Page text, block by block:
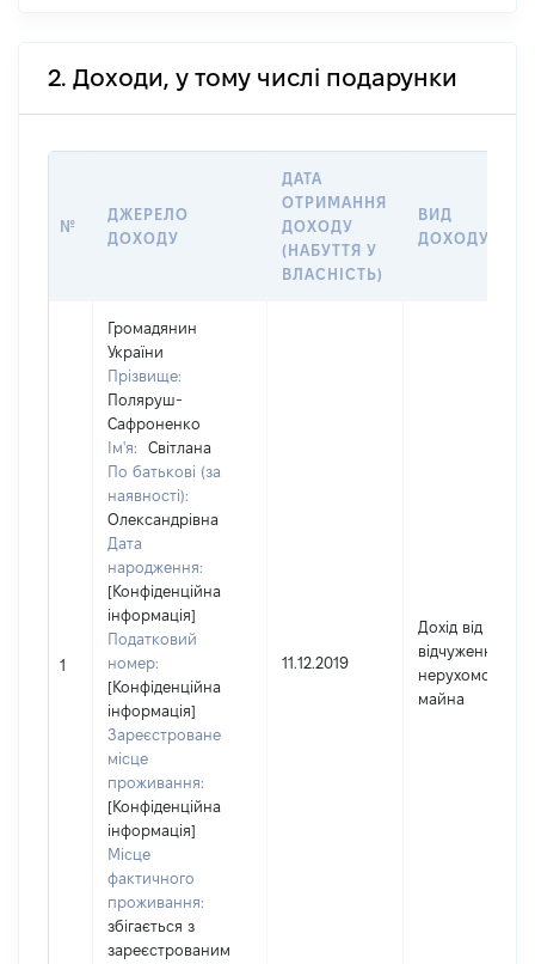
2. Доходи, у тому числі подарунки
№
ДЖЕРЕЛО
ДОХОДУ
ДАТА
ОТРИМАННЯ
ДОХОДУ
(НАБУТТЯ У
ВЛАСНІСТЬ)
ВИД
ДОХОДУ
1
Громадянин
України
Прізвище:
Поляруш-
Сафроненко
Ім'я:
Світлана
По батькові (за
наявності):
Олександрівна
Дата
народження:
[Конфіденційна
інформація]
Податковий
номер:
[Конфіденційна
інформація]
Зареєстроване
місце
проживання:
[Конфіденційна
інформація]
Місце
фактичного
проживання:
збігається з
зареєстрованим
11.12.2019
Дохід від
відчуження
нерухомого
майна